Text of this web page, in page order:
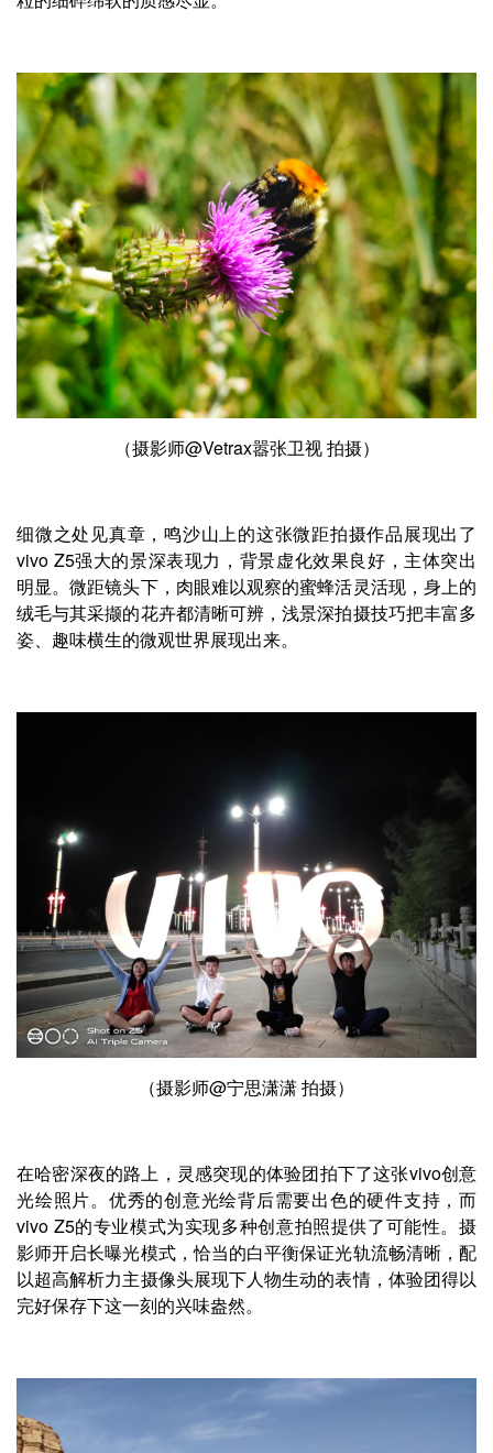
（摄影师@Vetrax嚣张卫视 拍摄）
细微之处见真章，鸣沙山上的这张微距拍摄作品展现出了
vivo Z5强大的景深表现力，背景虚化效果良好，主体突出
明显。微距镜头下，肉眼难以观察的蜜蜂活灵活现，身上的
绒毛与其采撷的花卉都清晰可辨，浅景深拍摄技巧把丰富多
姿、趣味横生的微观世界展现出来。
（摄影师@宁思潇潇 拍摄）
在哈密深夜的路上，灵感突现的体验团拍下了这张vivo创意
光绘照片。优秀的创意光绘背后需要出色的硬件支持，而
vivo Z5的专业模式为实现多种创意拍照提供了可能性。摄
影师开启长曝光模式，恰当的白平衡保证光轨流畅清晰，配
以超高解析力主摄像头展现下人物生动的表情，体验团得以
完好保存下这一刻的兴味盎然。